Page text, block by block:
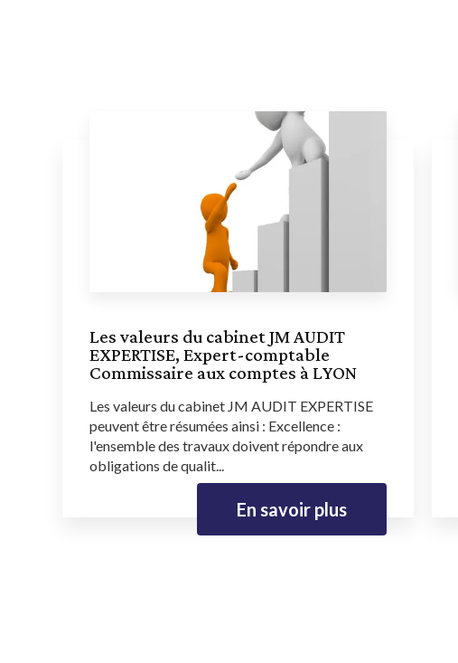
Les valeurs du cabinet JM AUDIT
EXPERTISE, Expert-comptable
Commissaire aux comptes à LYON
Les valeurs du cabinet JM AUDIT EXPERTISE
peuvent être résumées ainsi : Excellence :
l'ensemble des travaux doivent répondre aux
obligations de qualit...
En savoir plus